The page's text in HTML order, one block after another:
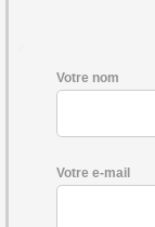
Votre nom
Votre e-mail